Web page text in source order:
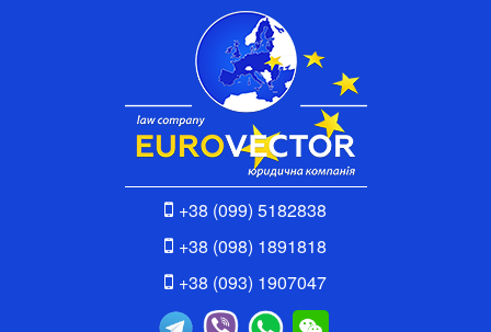
+38 (099) 5182838
+38 (098) 1891818
+38 (093) 1907047